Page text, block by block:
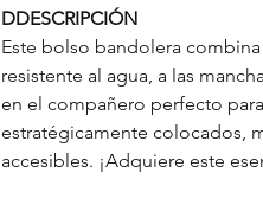
DDESCRIPCIÓN
Este bolso bandolera
resistente al agua, a las
en el compañero perfecto
estratégicamente colocados,
accesibles. ¡Adquiere este